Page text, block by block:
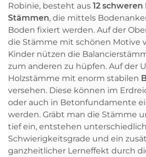
Robinie, besteht aus 12
Stämmen, die mittels
Boden fixiert werden. Auf der
die Stämme mit schönen Motive
Kinder nützen die
zum anderen zu hüpfen. Auf der
Holzstämme mit enorm stabilen
versehen. Diese können im
oder auch in Betonfundamente
werden. Gräbt man die Stämme
tief ein, entstehen
Schwierigkeitsgrade und ein
ganzheitlicher Lerneffekt durch